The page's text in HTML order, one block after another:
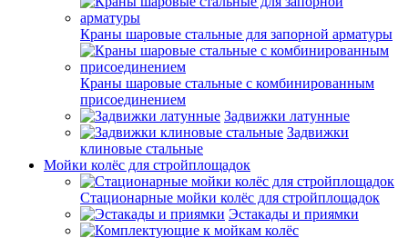
Краны шаровые стальные для запорной арматуры
Краны шаровые стальные с комбинированным
присоединением
Задвижки латунные
Задвижки
клиновые стальные
Мойки колёс для стройплощадок
Стационарные мойки колёс для стройплощадок
Эстакады и приямки